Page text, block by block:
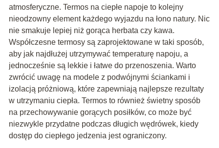
atmosferyczne. Termos na ciepłe napoje to kolejny
nieodzowny element każdego wyjazdu na łono natury. Nic
nie smakuje lepiej niż gorąca herbata czy kawa.
Współczesne termosy są zaprojektowane w taki sposób,
aby jak najdłużej utrzymywać temperaturę napoju, a
jednocześnie są lekkie i łatwe do przenoszenia. Warto
zwrócić uwagę na modele z podwójnymi ściankami i
izolacją próżniową, które zapewniają najlepsze rezultaty
w utrzymaniu ciepła. Termos to również świetny sposób
na przechowywanie gorących posiłków, co może być
niezwykle przydatne podczas długich wędrówek, kiedy
dostęp do ciepłego jedzenia jest ograniczony.